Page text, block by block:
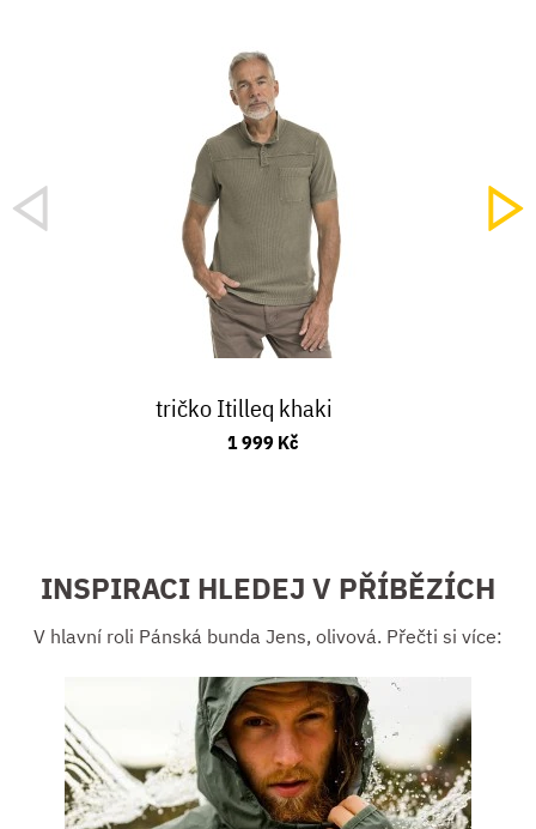
tričko Itilleq khaki
1 999 Kč
INSPIRACI HLEDEJ V PŘÍBĚZÍCH
V hlavní roli Pánská bunda Jens, olivová. Přečti si více: